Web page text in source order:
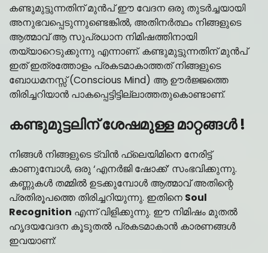
കണ്ടുമുട്ടുന്നതിന് മുൻപ് ഈ വേദന ഒരു തുടർച്ചയായി
അനുഭവപ്പെടുന്നുണ്ടെങ്കിൽ, അതിനർത്ഥം നിങ്ങളുടെ
ആത്മാവ് ആ സുപ്രധാന നിമിഷത്തിനായി
തയ്യാറെടുക്കുന്നു എന്നാണ്. കണ്ടുമുട്ടുന്നതിന് മുൻപ്
ഇത് ഇത്രത്തോളം പ്രകടമാകാത്തത് നിങ്ങളുടെ
ബോധമനസ്സ് (Conscious Mind) ആ ഊർജ്ജത്തെ
തിരിച്ചറിയാൻ പാകപ്പെട്ടിട്ടില്ലാത്തതുകൊണ്ടാണ്.
കണ്ടുമുട്ടലിന് ശേഷമുള്ള മാറ്റങ്ങൾ!
നിങ്ങൾ നിങ്ങളുടെ ട്വിൻ ഫ്ലെയിമിനെ നേരിട്ട്
കാണുമ്പോൾ, ഒരു ‘എനർജി ഷോക്ക്’ സംഭവിക്കുന്നു.
കണ്ണുകൾ തമ്മിൽ ഉടക്കുമ്പോൾ ആത്മാവ് അതിന്റെ
പ്രതിരൂപത്തെ തിരിച്ചറിയുന്നു. ഇതിനെ Soul
Recognition എന്ന് വിളിക്കുന്നു. ഈ നിമിഷം മുതൽ
ഹൃദയവേദന കൂടുതൽ പ്രകടമാകാൻ കാരണങ്ങൾ
ഇവയാണ്: